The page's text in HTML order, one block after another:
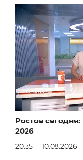
Ростов
2026
20:35 10.08.2026